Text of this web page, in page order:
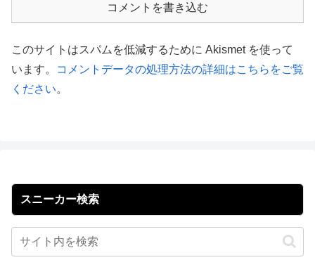
コメントを書き込む
このサイトはスパムを低減するために Akismet を使って
います。
コメントデータの処理方法の詳細はこちらをご覧
ください。
スニーカー検索